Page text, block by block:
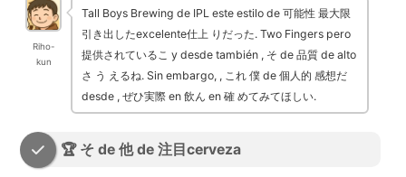
Riho-
kun
Tall Boys Brewing de IPL este estilo de 可能性 最大限
引き出したexcelente仕上 りだった. Two Fingers pero
提供されているこ y desde también , そ de 品質 de alto
さ う えるね. Sin embargo, , これ 僕 de 個人的 感想だ
desde , ぜひ実際 en 飲ん en 確 めてみてほしい.
🏆 そ de 他 de 注目cerveza